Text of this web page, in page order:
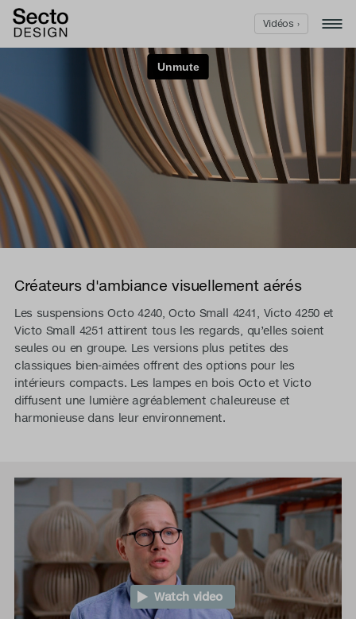
Créateurs d'ambiance visuellement aérés
Les suspensions Octo 4240, Octo Small 4241, Victo 4250 et
Victo Small 4251 attirent tous les regards, qu’elles soient
seules ou en groupe. Les versions plus petites des
classiques bien-aimées offrent des options pour les
intérieurs compacts. Les lampes en bois Octo et Victo
diffusent une lumière agréablement chaleureuse et
harmonieuse dans leur environnement.
Watch video
Vidéos ›